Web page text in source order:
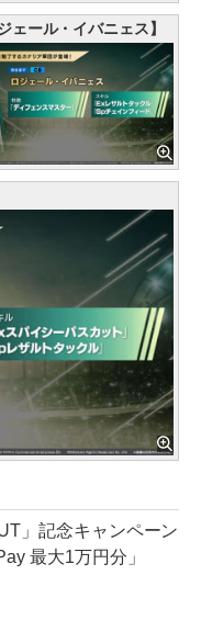
ェール・イバニェス】
」記念キャンペーン
最大1万円分」